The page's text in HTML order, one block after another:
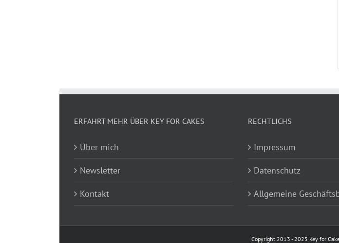
ERFAHRT MEHR ÜBER KEY FOR CAKES
Über mich
Newsletter
Kontakt
RECHTLICHS
Impressum
Datenschutz
Allgemeine
Copyright 2013 - 2025 Key for